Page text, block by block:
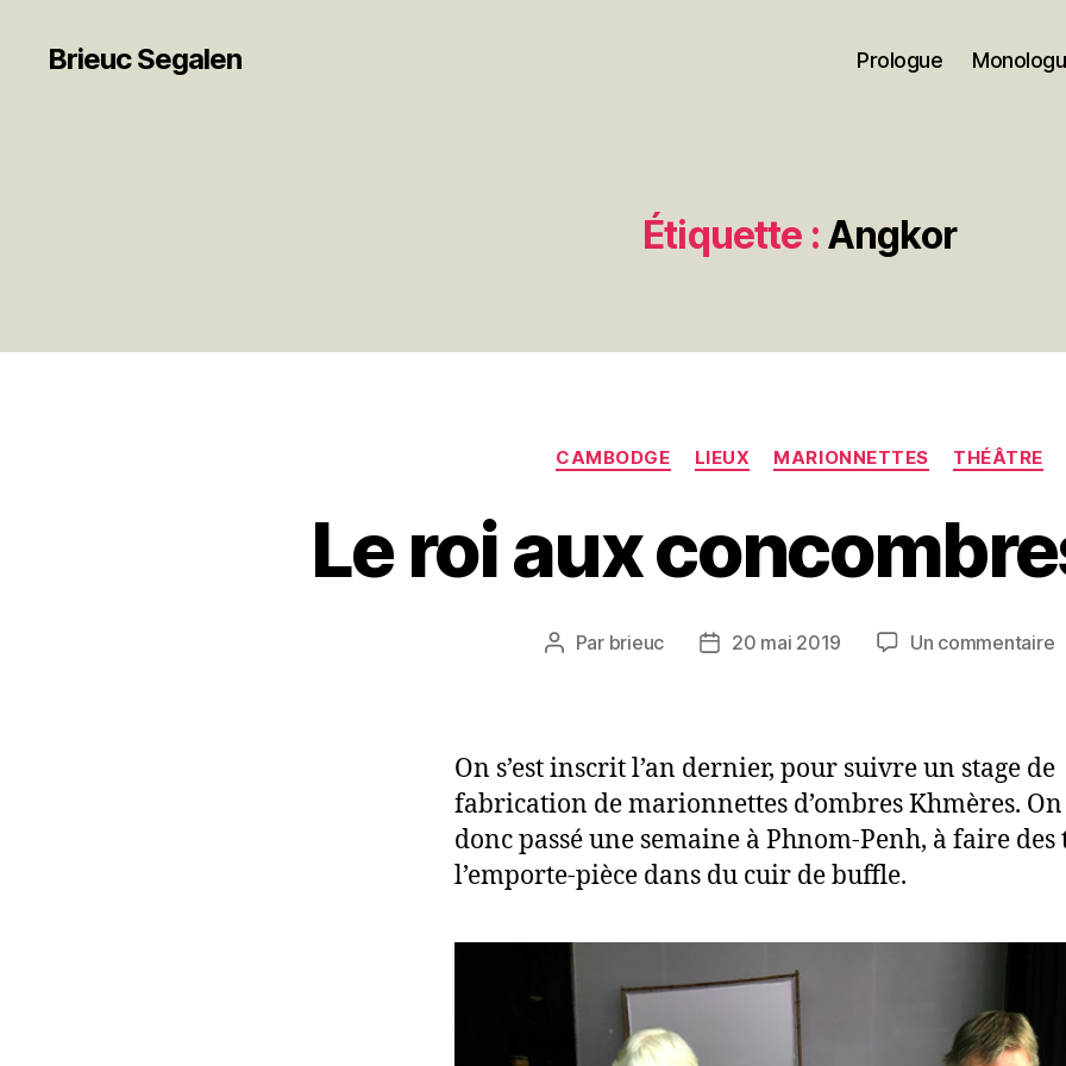
Brieuc Segalen Prologue
Étiquette : Angkor
Catégories
CAMBODGE LIEUX MARIONNETTES THÉÂTRE
Le roi aux
Auteur
Par brieuc
Date20 mai 2019 Un commentaire
On s’est inscrit l’an dernier, pour suivre un stage de
fabrication de marionnettes d’ombres Khmères. On
donc passé une semaine à Phnom-Penh, à faire des
l’emporte-pièce dans du cuir de buffle.